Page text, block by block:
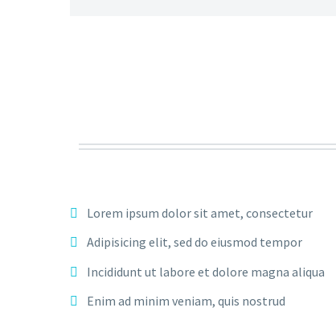
Lorem ipsum dolor sit amet, consectetur
Adipisicing elit, sed do eiusmod tempor
Incididunt ut labore et dolore magna aliqua
Enim ad minim veniam, quis nostrud